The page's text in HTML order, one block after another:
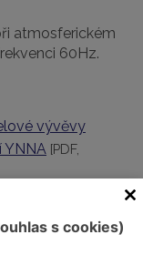
atmosferickém
60Hz.
vývěvy
YNNA [PDF,
KB]s cookies)